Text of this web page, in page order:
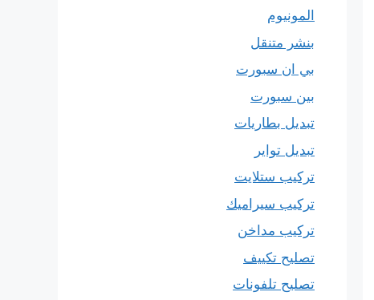
المونيوم
بنشر متنقل
بي ان سبورت
بين سبورت
تبديل بطاريات
تبديل تواير
تركيب ستلايت
تركيب سيراميك
تركيب مداخن
تصليح تكييف
تصليح تلفونات